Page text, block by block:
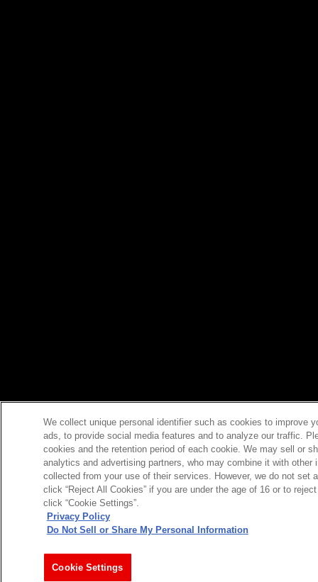
We collect unique personal identifier such as cookies to improve
ads, to provide social media features and to analyze our traffic.
cookies and the retention period of each cookie. We may sell or
analytics and advertising partners, who may combine it with
collected from your use of their services. However, we do not set
click “Reject All Cookies” if you are under the age of 16 or to
click “Cookie Settings”.
Privacy Policy
Do Not Sell or Share My Personal Information
Cookie Settings